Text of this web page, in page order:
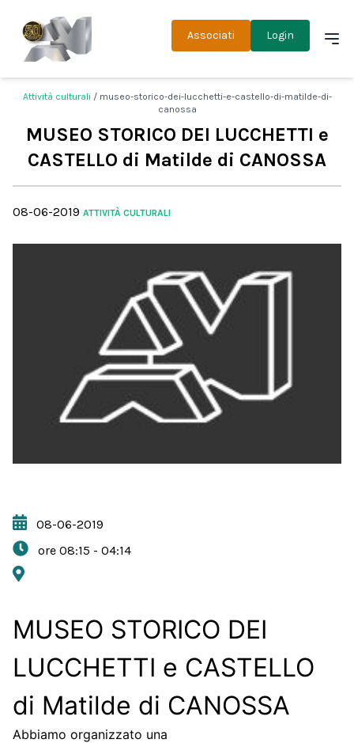
Associati Login
Attività culturali/ museo-storico-dei-lucchetti-e-castello-di-matilde-di-
canossa
MUSEO STORICO DEI LUCCHETTI e
CASTELLO di Matilde di CANOSSA
08-06-2019 ATTIVITÀ CULTURALI
08-06-2019
ore 08:15 - 04:14
MUSEO STORICO DEI
LUCCHETTI e CASTELLO
di Matilde di CANOSSA
Abbiamo organizzato una